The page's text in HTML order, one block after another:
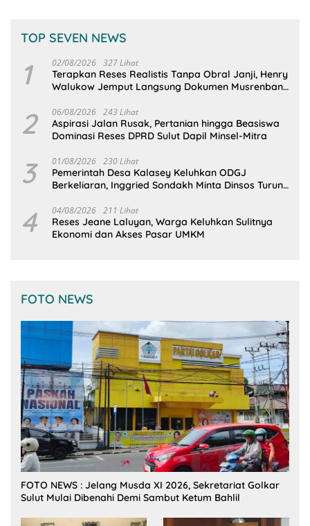
TOP SEVEN NEWS
1 02/08/2026 327 Lihat
Terapkan Reses Realistis Tanpa Obral Janji, Henry
Walukow Jemput Langsung Dokumen Musrenbang
2 06/08/2026 243 Lihat
Aspirasi Jalan Rusak, Pertanian hingga Beasiswa
Dominasi Reses DPRD Sulut Dapil Minsel-Mitra
3 01/08/2026 230 Lihat
Pemerintah Desa Kalasey Keluhkan ODGJ
Berkeliaran, Inggried Sondakh Minta Dinsos Turun
4 04/08/2026 211 Lihat
Reses Jeane Laluyan, Warga Keluhkan Sulitnya
Ekonomi dan Akses Pasar UMKM
FOTO NEWS
FOTO NEWS : Jelang Musda XI 2026, Sekretariat Golkar
Sulut Mulai Dibenahi Demi Sambut Ketum Bahlil